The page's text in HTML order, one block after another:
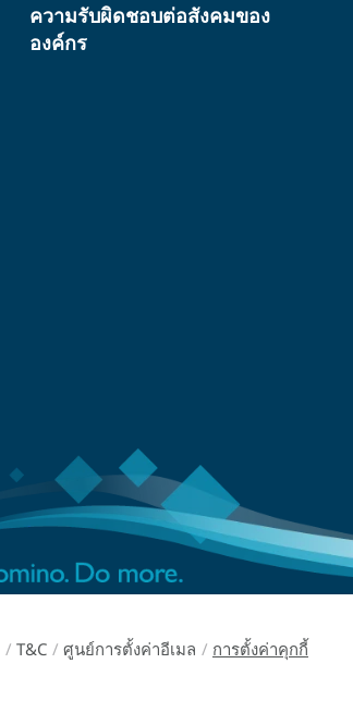
ความรับผิดชอบต่อสังคมของ
องค์กร
/ T&C / ศูนย์การตั้งค่าอีเมล / การตั้งค่าคุกกี้